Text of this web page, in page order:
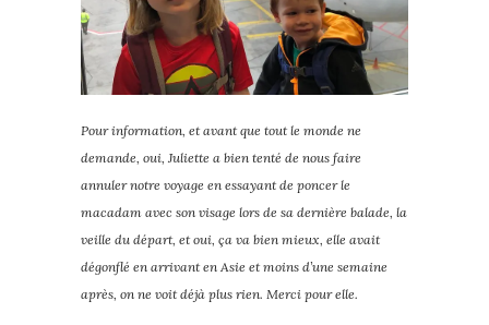
Pour information, et avant que tout le monde ne
demande, oui, Juliette a bien tenté de nous faire
annuler notre voyage en essayant de poncer le
macadam avec son visage lors de sa dernière balade, la
veille du départ, et oui, ça va bien mieux, elle avait
dégonflé en arrivant en Asie et moins d’une semaine
après, on ne voit déjà plus rien. Merci pour elle.